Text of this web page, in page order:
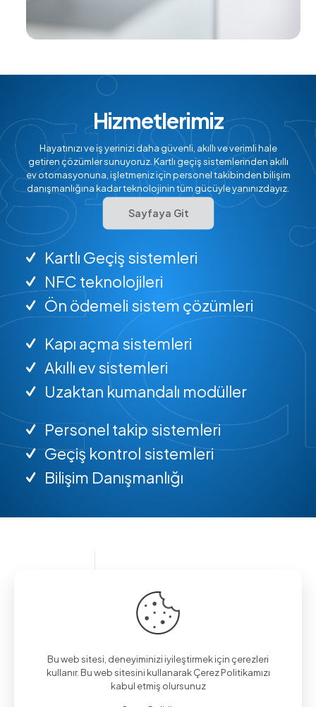
Hizmetlerimiz
Hayatınızı ve iş yerinizi daha güvenli, akıllı ve verimli hale
getiren çözümler sunuyoruz. Kartlı geçiş sistemlerinden akıllı
ev otomasyonuna, işletmeniz için personel takibinden bilişim
danışmanlığına kadar teknolojinin tüm gücüyle yanınızdayız.
Sayfaya Git
Kartlı Geçiş sistemleri
NFC teknolojileri
Ön ödemeli sistem çözümleri
Kapı açma sistemleri
Akıllı ev sistemleri
Uzaktan kumandalı modüller
Personel takip sistemleri
Geçiş kontrol sistemleri
Bilişim Danışmanlığı
Bilgi almak için arayın.
(0312) 325 02 01
Bu web sitesi, deneyiminizi iyileştirmek için çerezleri
kullanır. Bu web sitesini kullanarak Çerez Politikamızı
kabul etmiş olursunuz